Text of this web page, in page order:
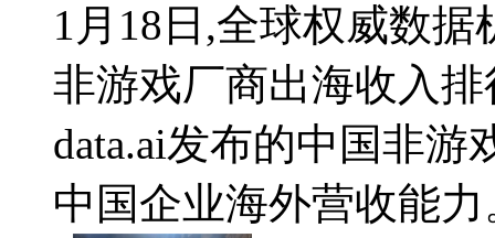
1月18日,全球权威数据
非游戏厂商出海收入
data.ai发布的中国非
中国企业海外营收能力